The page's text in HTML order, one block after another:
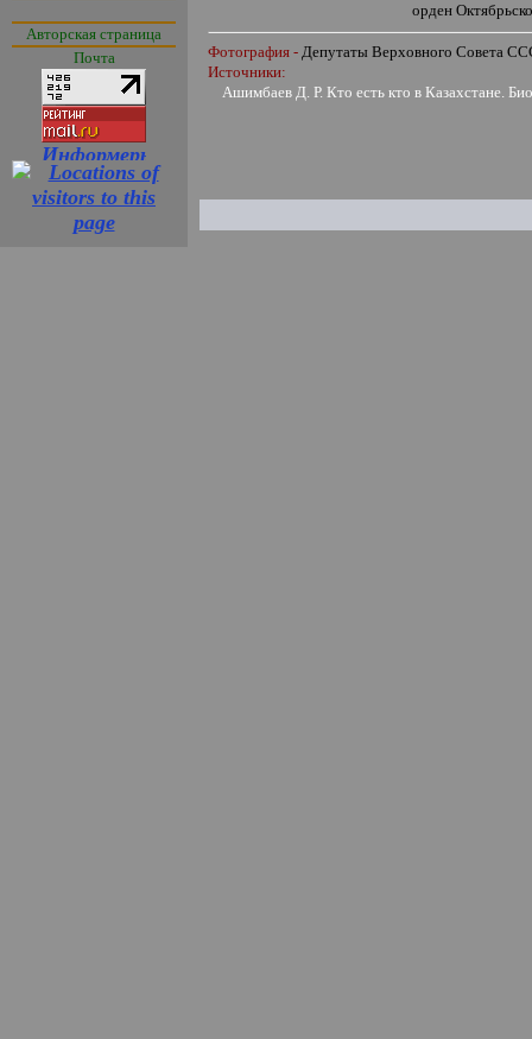
Авторская страница
Почта
орден
Фотография -Депутаты Верховного Совета
Источники:
Ашимбаев Д. Р. Кто есть кто в Казахстане.